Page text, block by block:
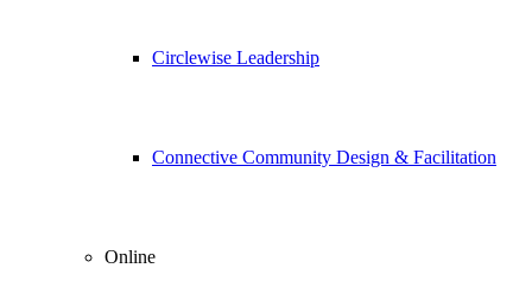
Circlewise Leadership
Connective Community Design & Facilitation
Online